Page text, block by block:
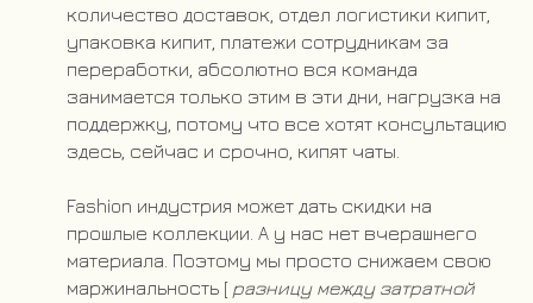
количество доставок, отдел логистики кипит,
упаковка кипит, платежи сотрудникам за
переработки, абсолютно вся команда
занимается только этим в эти дни, нагрузка на
поддержку, потому что все хотят консультацию
здесь, сейчас и срочно, кипят чаты.
Fashion индустрия может дать скидки на
прошлые коллекции. А у нас нет вчерашнего
материала. Поэтому мы просто снижаем свою
маржинальность [ разницу между затратной